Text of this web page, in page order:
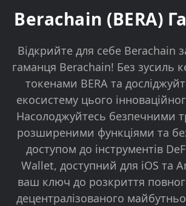
Berachain (BERA)
Відкрийте для себе Berachain
гаманця Berachain! Без зусиль
токенами BERA та
екосистему цього
Насолоджуйтесь безпечними
розширеними функціями та
доступом до інструментів
Wallet, доступний для iOS та
ваш ключ до розкриття
децентралізованого